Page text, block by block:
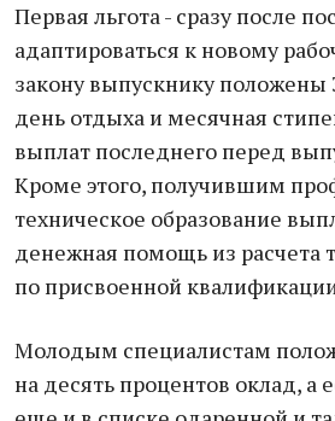
Первая льгота - сразу после
адаптироваться к новому
закону выпускнику
день отдыха и месячная
выплат последнего перед
Кроме этого, получившим
техническое образование
денежная помощь из расчета
по присвоенной
Молодым специалистам
на десять процентов оклад, а